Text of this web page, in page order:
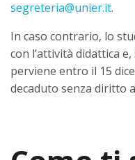
segreteria@unier.it.
In caso contrario, lo
con l’attività didattica
perviene entro il 15
decaduto senza diritto